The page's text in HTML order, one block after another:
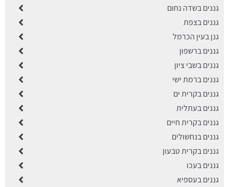
גננים בשדה נחום
גננים בצפת
גנן בעין הכרמל
גננים ברשפון
גננים בשבי ציון
גננים ברמת ישי
גננים בקרית ים
גננים בעתלית
גננים בקרית חיים
גננים בנחשולים
גננים בקרית טבעון
גננים בעכו
גננים בעספיא